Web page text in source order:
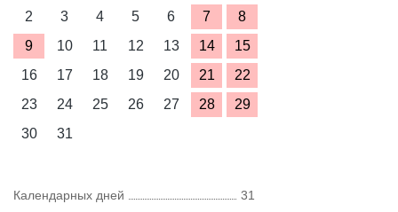
2
3 4 5 6 7
8
9
10 11 12 13 14
15
16
17 18 19 20 21
22
23
24 25 26 27 28
29
30
31
Календарных дней
31